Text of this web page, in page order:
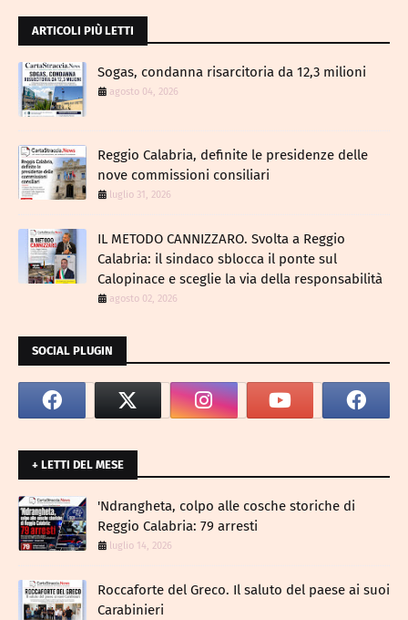
ARTICOLI PIÙ LETTI
Sogas, condanna risarcitoria da 12,3 milioni
agosto 04, 2026
Reggio Calabria, definite le presidenze delle
nove commissioni consiliari
luglio 31, 2026
IL METODO CANNIZZARO​. Svolta a Reggio
Calabria: il sindaco sblocca il ponte sul
Calopinace e sceglie la via della responsabilità
agosto 02, 2026
SOCIAL PLUGIN
+ LETTI DEL MESE
​'Ndrangheta, colpo alle cosche storiche di
Reggio Calabria: 79 arresti
luglio 14, 2026
Roccaforte del Greco. Il saluto del paese ai suoi
Carabinieri